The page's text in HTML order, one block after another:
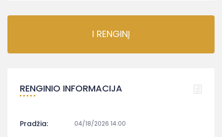
I RENGINĮ
RENGINIO INFORMACIJA
Pradžia: 04/18/2026 14:00